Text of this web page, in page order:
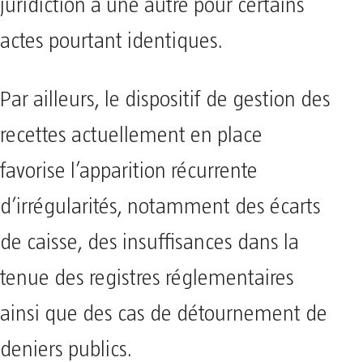
juridiction à une autre pour certains
actes pourtant identiques.
Par ailleurs, le dispositif de gestion des
recettes actuellement en place
favorise l’apparition récurrente
d’irrégularités, notamment des écarts
de caisse, des insuffisances dans la
tenue des registres réglementaires
ainsi que des cas de détournement de
deniers publics.